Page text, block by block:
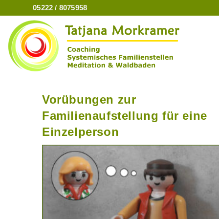
Inhalt
springen
05222 / 8075958
Vorübungen zur
Familienaufstellung für eine
Einzelperson